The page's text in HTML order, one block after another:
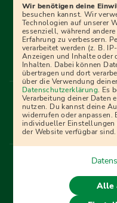
Ratgebern und
Videokursen und
Menü Fußleiste
Impressum
Partner
AGB
Bestellung
Wir benötigen deine
besuchen kannst. Wir
Technologien auf unserer
essenziell, während
Erfahrung zu verbessern.
verarbeitet werden (z. B.
Anzeigen und Inhalte oder
Inhalten. Dabei können
übertragen und dort
über die Verwendung
Datenschutzerklärung. Es
Verarbeitung deiner Daten
nutzen. Du kannst deine
widerrufen oder anpassen.
individueller
der Website verfügbar sind.
Alle